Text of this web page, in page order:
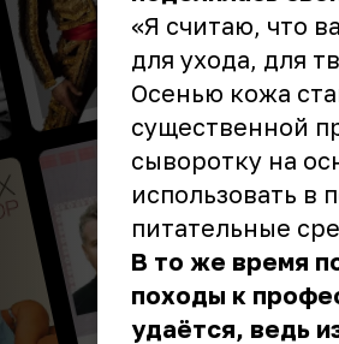
«Я считаю, что
для ухода, для
Осенью кожа
существенной
сыворотку на
использовать в
питательные
В то же время
походы к
удаётся, ведь